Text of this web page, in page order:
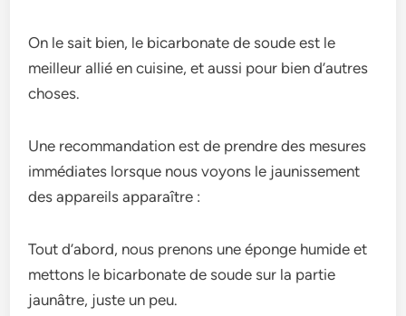
On le sait bien, le bicarbonate de soude est le
meilleur allié en cuisine, et aussi pour bien d’autres
choses.
Une recommandation est de prendre des mesures
immédiates lorsque nous voyons le jaunissement
des appareils apparaître :
Tout d’abord, nous prenons une éponge humide et
mettons le bicarbonate de soude sur la partie
jaunâtre, juste un peu.